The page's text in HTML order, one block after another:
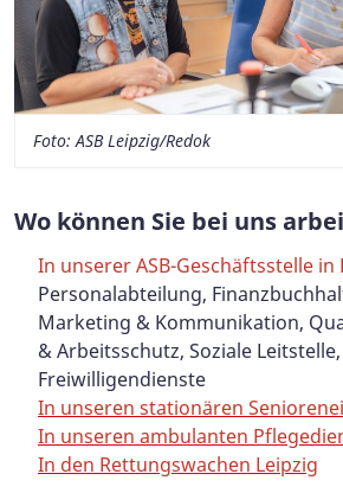
Foto: ASB Leipzig/Redok
Wo können Sie bei uns
In unserer ASB-Geschäftsstelle in
Personalabteilung,
Marketing & Kommunikation,
& Arbeitsschutz, Soziale
Freiwilligendienste
In unseren stationären
In unseren ambulanten
In den Rettungswachen Leipzig